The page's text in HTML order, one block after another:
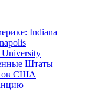
Indiana
University
Штаты
США